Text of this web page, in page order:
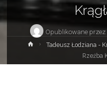
Opublikowane przez
StronaTadeusz Łodziana -
Rzeźba